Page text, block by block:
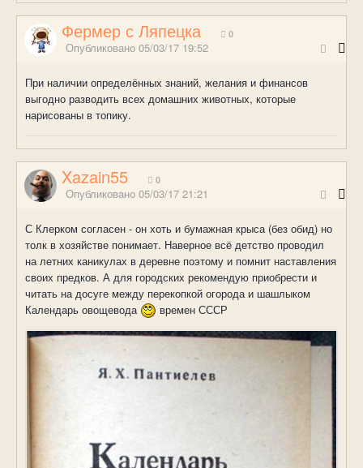
Фермер с Ляпецка 0
Опубликовано 05/03/17 19:52
При наличии определённых знаний, желания и финансов
выгодно разводить всех домашних животных, которые
нарисованы в топику.
Xazain55 0
Опубликовано 05/03/17 21:21
С Клерком согласен - он хоть и бумажная крыса (без обид) но
толк в хозяйстве понимает. Наверное всё детство проводил
на летних каникулах в деревне поэтому и помнит наставления
своих предков. А для городских рекомендую приобрести и
читать на досуге между перекопкой огорода и шашлыком
Календарь овощевода
времен СССР